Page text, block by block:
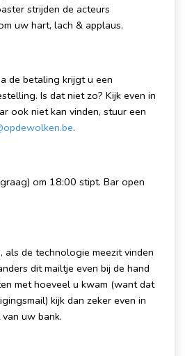
strijden de acteurs
uw hart, lach & applaus.
de betaling krijgt u een
Is dat niet zo? Kijk even in
ook niet kan vinden, stuur een
.
om 18:00 stipt. Bar open
als de technologie meezit vinden
dit mailtje even bij de hand
met hoeveel u kwam (want dat
kijk dan zeker even in
uw bank.